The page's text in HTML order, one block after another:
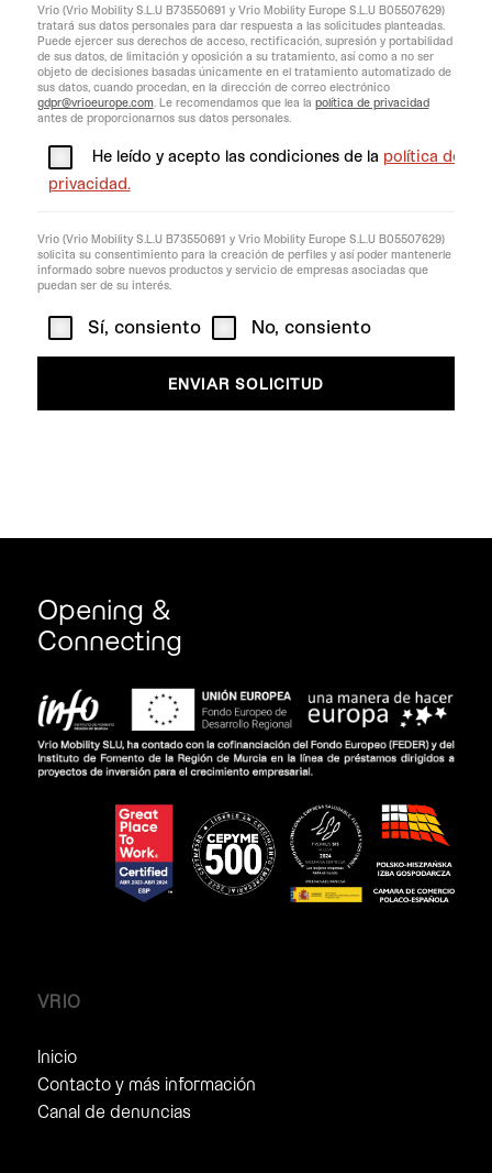
Vrio (Vrio Mobility S.L.U B73550691 y Vrio Mobility Europe S.L.U B05507629)
tratará sus datos personales para dar respuesta a las solicitudes planteadas.
Puede ejercer sus derechos de acceso, rectificación, supresión y portabilidad
de sus datos, de limitación y oposición a su tratamiento, así como a no ser
objeto de decisiones basadas únicamente en el tratamiento automatizado de
sus datos, cuando procedan, en la dirección de correo electrónico
gdpr@vrioeurope.com . Le recomendamos que lea la política de privacidad
antes de proporcionarnos sus datos personales.
He leído y acepto las condiciones de la política de
privacidad.
Vrio (Vrio Mobility S.L.U B73550691 y Vrio Mobility Europe S.L.U B05507629)
solicita su consentimiento para la creación de perfiles y así poder mantenerle
informado sobre nuevos productos y servicio de empresas asociadas que
puedan ser de su interés.
Sí, consiento No, consiento
Opening &
Connecting
VRIO
Inicio
Contacto y más información
Canal de denuncias